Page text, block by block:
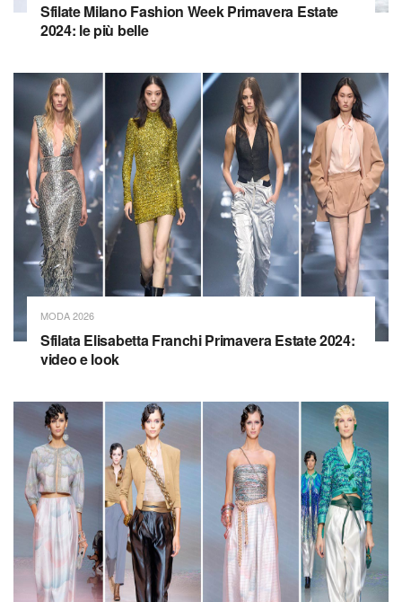
Sfilate Milano Fashion Week Primavera Estate
2024: le più belle
MODA 2026
Sfilata Elisabetta Franchi Primavera Estate 2024:
video e look